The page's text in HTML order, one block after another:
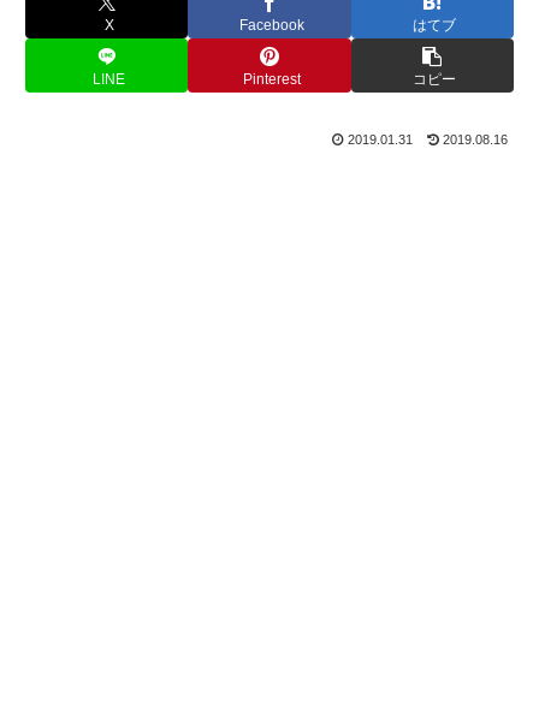
X Facebook はてブ
LINE Pinterest コピー
2019.01.31 2019.08.16